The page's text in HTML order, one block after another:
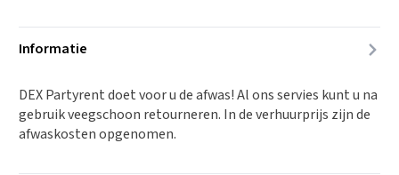
Informatie
DEX Partyrent doet voor u de afwas! Al ons servies kunt u na
gebruik veegschoon retourneren. In de verhuurprijs zijn de
afwaskosten opgenomen.